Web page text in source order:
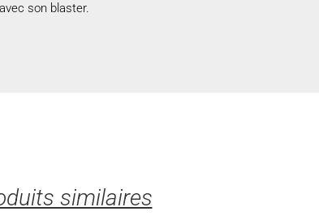
son blaster.
similaires